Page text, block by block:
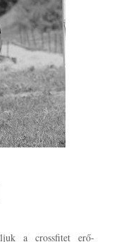
a crossfitet erő-